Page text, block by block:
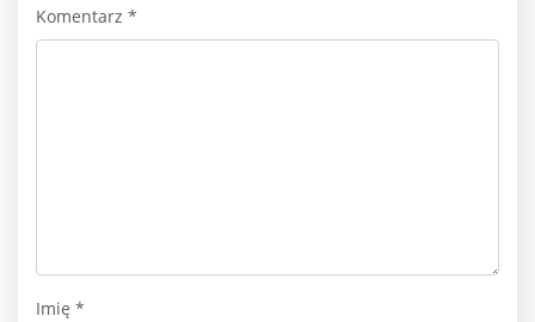
Komentarz *
Imię *